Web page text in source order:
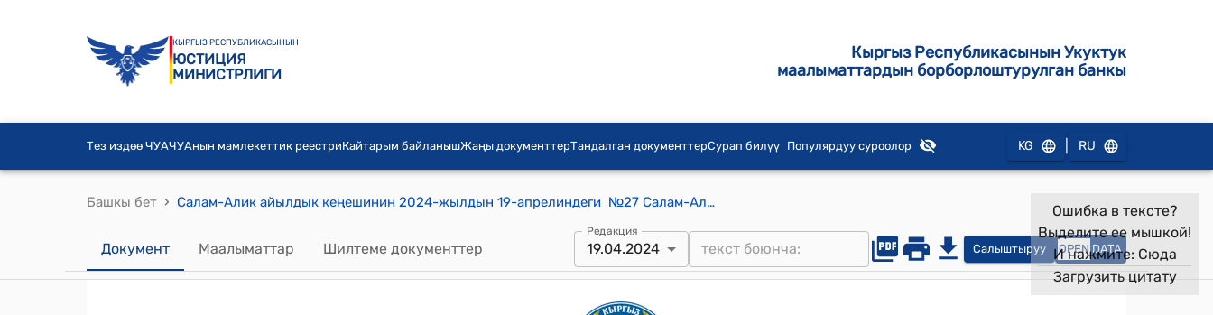
КЫРГЫЗ РЕСПУБЛИКАСЫНЫН
ЮСТИЦИЯ
МИНИСТРЛИГИ
Кыргыз Республикасынын Укуктук
маалыматтардын борборлоштурулган банкы
Тез издөө ЧУАЧУАнын мамлекеттик реестриКайтарым байланышЖаңы документтерТандалган документтерСурап билүү Популярдуу суроолор KG RU
Башкы бет › Салам-Алик айылдык кеңешинин 2024-жылдын 19-апрелиндеги №27 Салам-Алик айылындагы дача муниципалдык менчиктеги мейманканын жана айланасындагы 0,74 га жер участкасынын айланасын зым тор менен тосуу жөнүндө токтому
Документ Маалыматтар Шилтеме документтер
Редакция
19.04.2024 Салыштыруу OPEN DATA
Ошибка в тексте?
Выделите ее мышкой!
И нажмите: Сюда
Загрузить цитату